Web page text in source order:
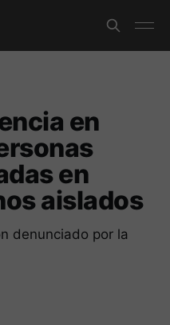
en
en
aislados
denunciado por la